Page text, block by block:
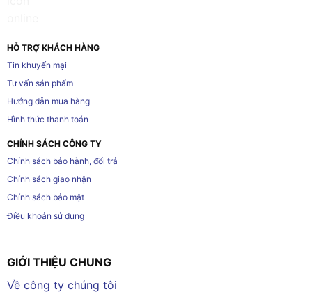
HỖ TRỢ KHÁCH HÀNG
Tin khuyến mại
Tư vấn sản phẩm
Hướng dẫn mua hàng
Hình thức thanh toán
CHÍNH SÁCH CÔNG TY
Chính sách bảo hành, đổi trả
Chính sách giao nhận
Chính sách bảo mật
Điều khoản sử dụng
GIỚI THIỆU CHUNG
Về công ty chúng tôi